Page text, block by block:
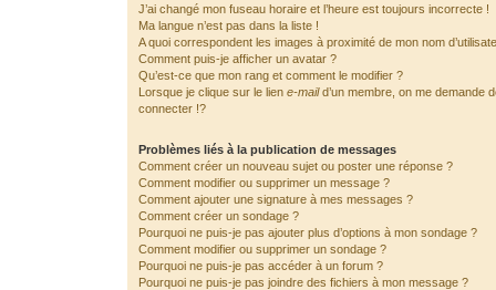
J’ai changé mon fuseau horaire et l’heure est toujours incorrecte !
Ma langue n’est pas dans la liste !
A quoi correspondent les images à proximité de mon nom
Comment puis-je afficher un avatar ?
Qu’est-ce que mon rang et comment le modifier ?
Lorsque je clique sur le lien e-maild’un membre, on me demande
connecter !?
Problèmes liés à la publication de messages
Comment créer un nouveau sujet ou poster une réponse ?
Comment modifier ou supprimer un message ?
Comment ajouter une signature à mes messages ?
Comment créer un sondage ?
Pourquoi ne puis-je pas ajouter plus d’options à mon sondage ?
Comment modifier ou supprimer un sondage ?
Pourquoi ne puis-je pas accéder à un forum ?
Pourquoi ne puis-je pas joindre des fichiers à mon message ?